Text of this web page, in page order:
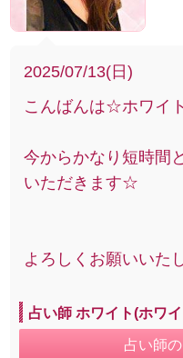
2025/07/13(日)
こんばんは☆ホワイ
今からかなり短時間
いただきます☆
よろしくお願いいた
占い師 ホワイト(ホワ
占い師